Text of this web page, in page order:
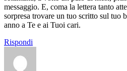
messaggio. E, coma la lettera tanto
sorpresa trovare un tuo scritto sul tuo
anno a Te e ai Tuoi cari.
Rispondi